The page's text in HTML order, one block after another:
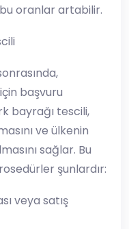
oranlar artabilir.
başvuru
bayrağı tescili,
ve ülkenin
sağlar. Bu
şunlardır:
veya satış